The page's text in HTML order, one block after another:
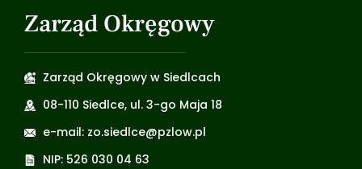
Zarząd Okręgowy
Zarząd Okręgowy w Siedlcach
08-110 Siedlce, ul. 3-go Maja 18
e-mail: zo.siedlce@pzlow.pl
NIP: 526 030 04 63